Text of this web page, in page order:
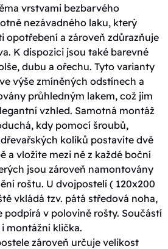
vrstvami bezbarvého
nezávadného laku, který
opotřebení a zároveň zdůrazňuje
K dispozici jsou také barevné
dubu a ořechu. Tyto varianty
výše zmíněných odstínech a
průhledným lakem, což jim
vzhled. Samotná montáž
kdy pomocí šroubů,
kolíků postavíte dvě
a vložíte mezi ně z každé boční
jsou zároveň namontovány
roštu. U dvojpostelí ( 120x200
vkládá tzv. pátá středová noha,
podpírá v polovině rošty. Součástí
montážní klička.
zároveň určuje velikost